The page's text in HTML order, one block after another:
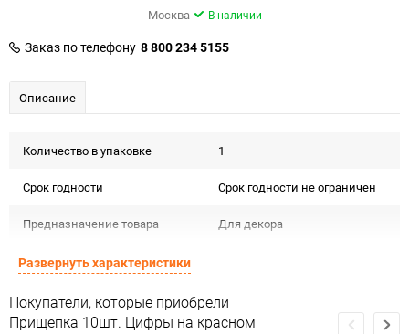
Москва В наличии
Заказ по телефону 8 800 234 5155
Описание
Количество в упаковке 1
Срок годности Срок годности не ограничен
Предназначение товара Для декора
Сертификация
Особые условия Особых условий не требует
Развернуть характеристики
Покупатели, которые приобрели
Прищепка 10шт. Цифры на красном